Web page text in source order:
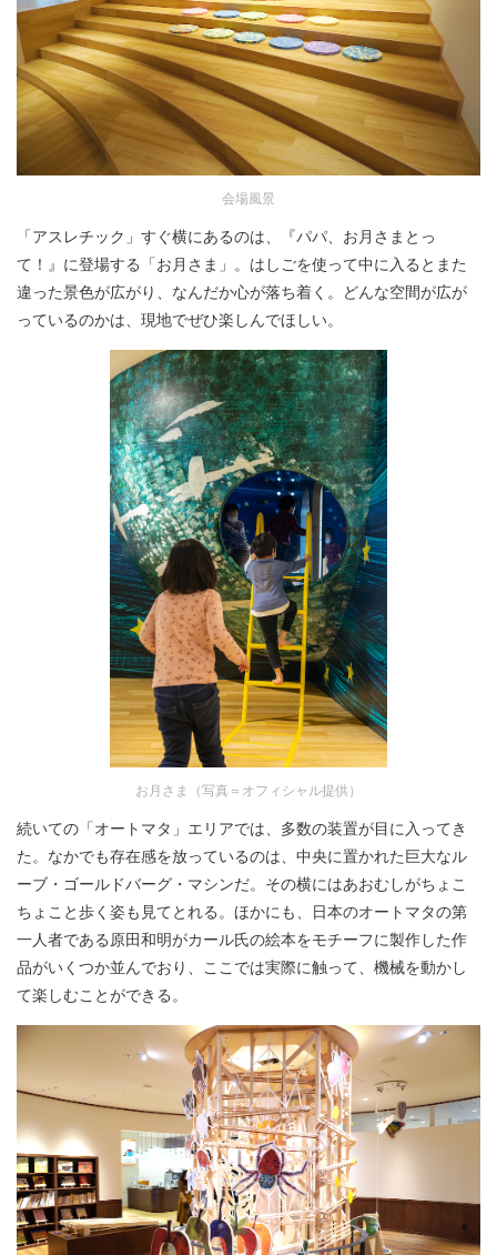
会場風景
「アスレチック」すぐ横にあるのは、『パパ、お月さまとっ
て！』に登場する「お月さま」。はしごを使って中に入るとまた
違った景色が広がり、なんだか心が落ち着く。どんな空間が広が
っているのかは、現地でぜひ楽しんでほしい。
お月さま（写真＝オフィシャル提供）
続いての「オートマタ」エリアでは、多数の装置が目に入ってき
た。なかでも存在感を放っているのは、中央に置かれた巨大なル
ーブ・ゴールドバーグ・マシンだ。その横にはあおむしがちょこ
ちょこと歩く姿も見てとれる。ほかにも、日本のオートマタの第
一人者である原田和明がカール氏の絵本をモチーフに製作した作
品がいくつか並んでおり、ここでは実際に触って、機械を動かし
て楽しむことができる。